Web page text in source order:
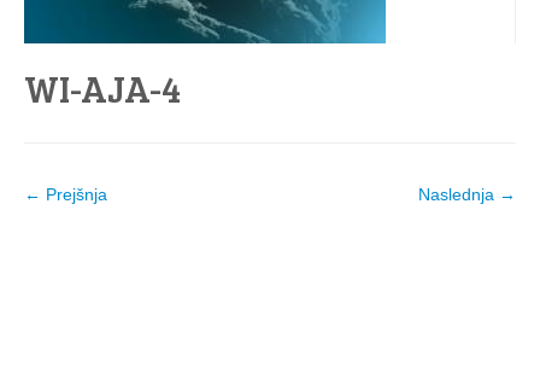
WI-AJA-4
← Prejšnja Naslednja →